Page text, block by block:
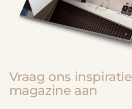
Vraag ons inspiratie
magazine aan